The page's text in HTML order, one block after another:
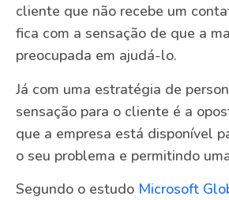
cliente que não recebe um
fica com a sensação de que a
preocupada em ajudá-lo.
Já com uma estratégia de
sensação para o cliente é a
que a empresa está disponível
o seu problema e permitindo
Segundo o estudo Microsoft